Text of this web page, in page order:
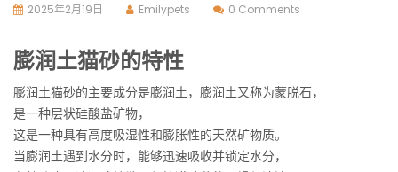
2025年2月19日 Emilypets 0 Comments
膨润土猫砂的特性
膨润土猫砂的主要成分是膨润土，膨润土又称为蒙脱石，
是一种层状硅酸盐矿物，
这是一种具有高度吸湿性和膨胀性的天然矿物质。
当膨润土遇到水分时，能够迅速吸收并锁定水分，